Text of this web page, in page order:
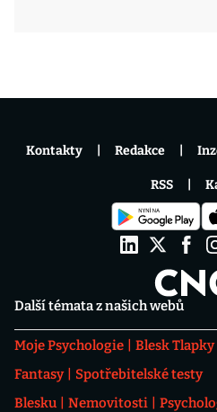
Další témata z našich webů
Moje Psychologie Blesk Tlapky
Fantasy
Spotřebitelské testy
Blesku
Nemovitosti
Kontakty Redakce
RSS